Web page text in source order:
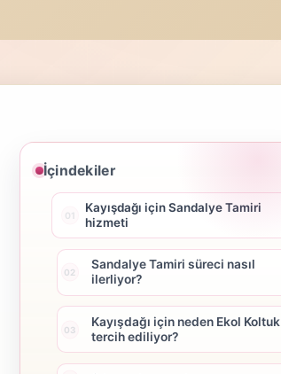
İçindekiler
Kayışdağı için Sandalye Tamiri
hizmeti
Sandalye Tamiri süreci nasıl
ilerliyor?
Kayışdağı için neden Ekol Koltuk
tercih ediliyor?